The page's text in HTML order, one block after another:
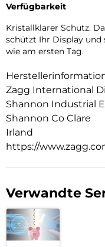
Verfügbarkeit
Kristallklarer Schutz.
schützt Ihr Display und
wie am ersten Tag.
Zagg International
Shannon Industrial
Shannon Co Clare
Irland
https://
Verwandte